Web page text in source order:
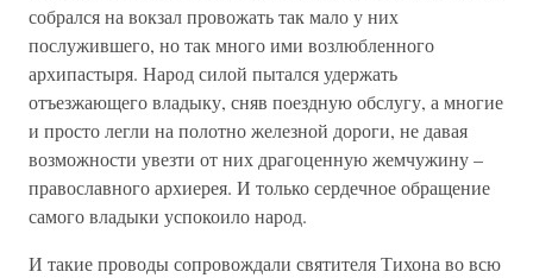
собрался на вокзал провожать так мало у них
послужившего, но так много ими возлюбленного
архипастыря. Народ силой пытался удержать
отъезжающего владыку, сняв поездную обслугу, а многие
и просто легли на полотно железной дороги, не давая
возможности увезти от них драгоценную жемчужину –
православного архиерея. И только сердечное обращение
самого владыки успокоило народ.
И такие проводы сопровождали святителя Тихона во всю